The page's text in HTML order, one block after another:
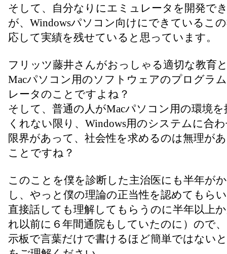
そして、自分なりにエミュレータを開発で
が、Windowsパソコン向けにできているこ
応して実績を残せていると思っています。
フリッツ藤井さんがおっしゃる適切な教育
Macパソコン用のソフトウェアのプログラ
レータのことですよね？
そして、普通の人がMacパソコン用の環境
くれない限り、Windows用のシステムに合
限界があって、社会性を求めるのは無理が
ことですね？
このことを僕を診断した主治医にも半年が
し、やっと僕の理論の正当性を認めてもら
直接話しても理解してもらうのに半年以上
れ以前に６年間通院もしていたのに）ので
示板で言葉だけで書けるほど簡単ではない